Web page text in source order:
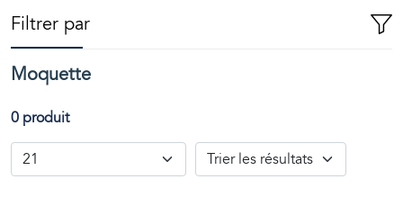
Filtrer par
Moquette
0 produit